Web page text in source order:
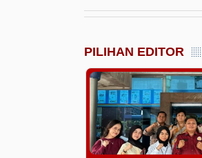
PILIHAN EDITOR